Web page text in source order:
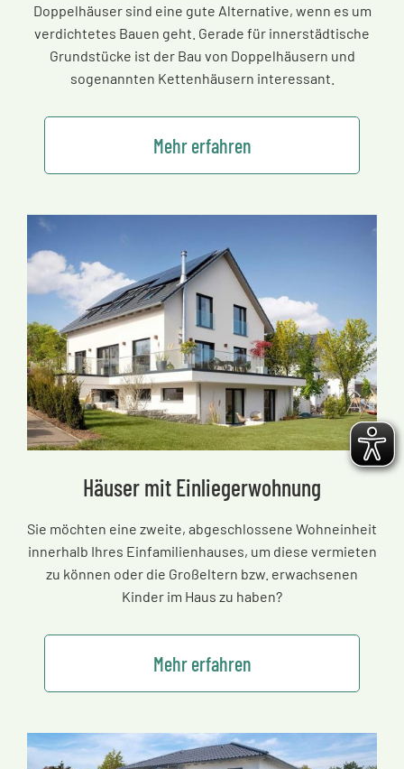
Doppelhäuser sind eine gute Alternative, wenn es um
verdichtetes Bauen geht. Gerade für innerstädtische
Grundstücke ist der Bau von Doppelhäusern und
sogenannten Kettenhäusern interessant.
Mehr erfahren
Häuser mit Einliegerwohnung
Sie möchten eine zweite, abgeschlossene Wohneinheit
innerhalb Ihres Einfamilienhauses, um diese vermieten
zu können oder die Großeltern bzw. erwachsenen
Kinder im Haus zu haben?
Mehr erfahren